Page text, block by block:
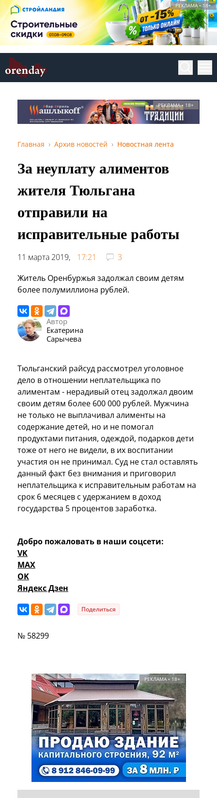
РЕКЛАМА • 18+
РЕКЛАМА • 18+
Главная Архив новостей Новостная лента
За неуплату алиментов
жителя Тюльгана
отправили на
исправительные работы
11 марта 2019, 17:21
3
Житель Оренбуржья задолжал своим детям
более полумиллиона рублей.
Автор
Екатерина
Сарычева
Тюльганский райсуд рассмотрел уголовное
дело в отношении неплательщика по
алиментам - нерадивый отец задолжал двоим
своим детям более 600 000 рублей. Мужчина
не только не выплачивал алименты на
содержание детей, но и не помогал
продуктами питания, одеждой, подарков дети
тоже от него не видели, в их воспитании
участия он не принимал. Суд не стал оставлять
данный факт без внимания и приговорил
неплательщика к исправительным работам на
срок 6 месяцев с удержанием в доход
государства 5 процентов заработка.
Добро пожаловать в наши соцсети:
VK
MAX
OK
Яндекс Дзен
Поделиться
№ 58299
РЕКЛАМА • 18+